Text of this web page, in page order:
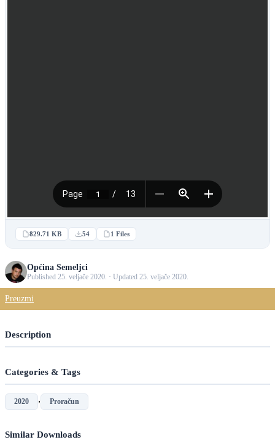
829.71 KB 54 1 Files
Općina Semeljci
Published 25. veljače 2020. · Updated 25. veljače 2020.
Preuzmi
Description
Categories & Tags
2020 , Proračun
Similar Downloads